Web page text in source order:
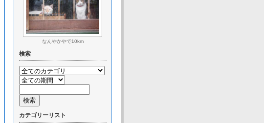
なんやかやで10km
検索
カテゴリーリスト